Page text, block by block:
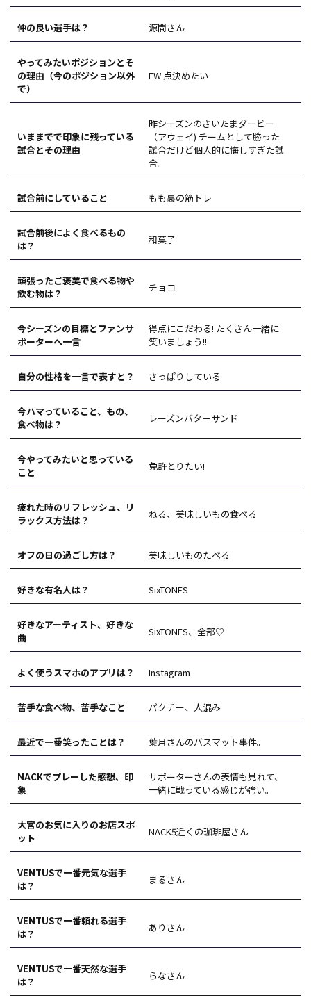
仲の良い選手は？ 源間さん
やってみたいポジションとそ
の理由（今のポジション以外
で）
FW 点決めたい
いままでで印象に残っている
試合とその理由
昨シーズンのさいたまダービー
（アウェイ) チームとして勝った
試合だけど個人的に悔しすぎた試
合。
試合前にしていること もも裏の筋トレ
試合前後によく食べるもの
は？
和菓子
頑張ったご褒美で食べる物や
飲む物は？
チョコ
今シーズンの目標とファンサ
ポーターへ一言
得点にこだわる! たくさん一緒に
笑いましょう!!
自分の性格を一言で表すと？ さっぱりしている
今ハマっていること、もの、
食べ物は？
レーズンバターサンド
今やってみたいと思っている
こと
免許とりたい!
疲れた時のリフレッシュ、リ
ラックス方法は？
ねる、美味しいもの食べる
オフの日の過ごし方は？ 美味しいものたべる
好きな有名人は？ SixTONES
好きなアーティスト、好きな
曲
SixTONES、全部♡
よく使うスマホのアプリは？ Instagram
苦手な食べ物、苦手なこと パクチー、人混み
最近で一番笑ったことは？ 葉月さんのバスマット事件。
NACKでプレーした感想、印
象
サポーターさんの表情も見れて、
一緒に戦っている感じが強い。
大宮のお気に入りのお店スポ
ット
NACK5近くの珈琲屋さん
VENTUSで一番元気な選手
は？
まるさん
VENTUSで一番頼れる選手
は？
ありさん
VENTUSで一番天然な選手
は？
らなさん